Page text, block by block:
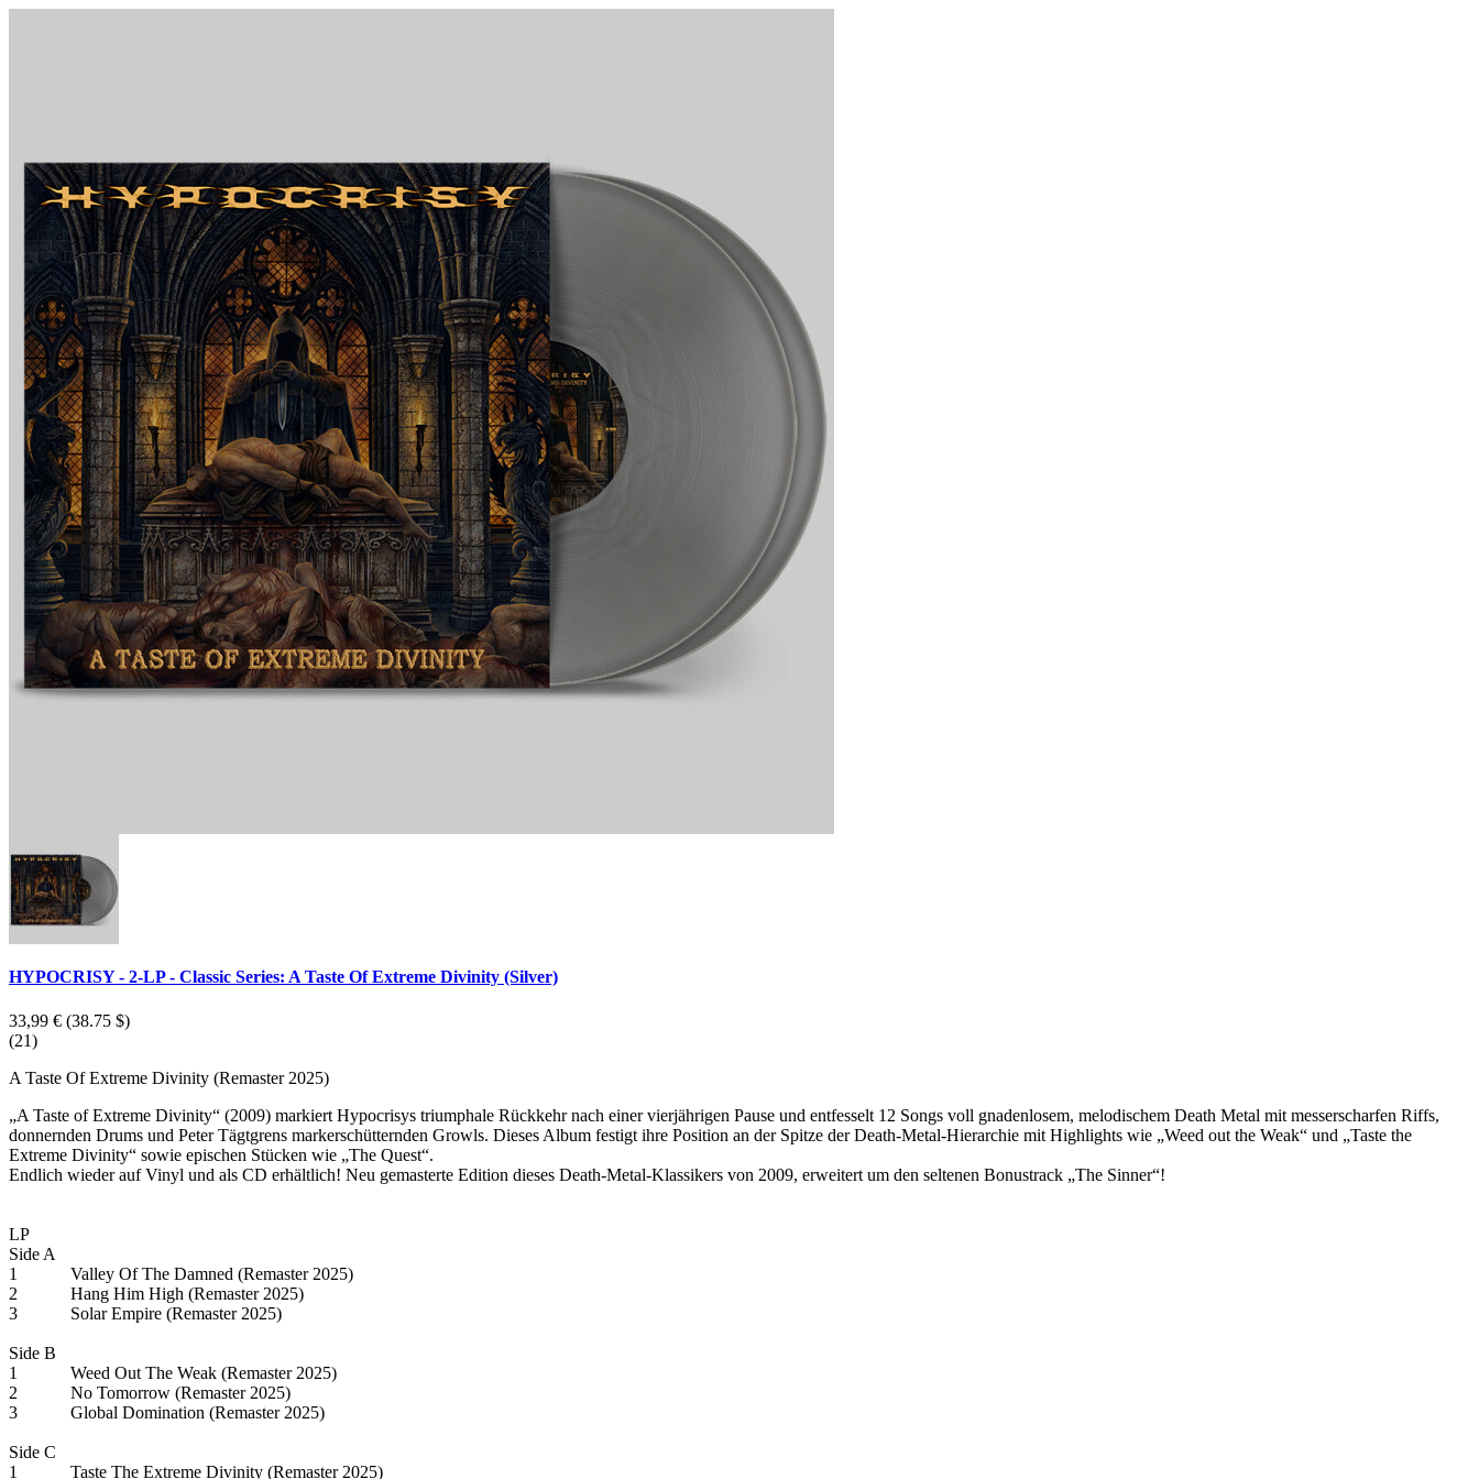
HYPOCRISY - 2-LP - Classic Series: A Taste Of Extreme Divinity (Silver)
33,99 € (38.75 $)
(21)
A Taste Of Extreme Divinity (Remaster 2025)
„A Taste of Extreme Divinity“ (2009) markiert Hypocrisys triumphale Rückkehr nach einer vierjährigen Pause und entfesselt 12 Songs voll gnadenlosem, melodischem Death Metal mit messerscharfen Riffs,
donnernden Drums und Peter Tägtgrens markerschütternden Growls. Dieses Album festigt ihre Position an der Spitze der Death-Metal-Hierarchie mit Highlights wie „Weed out the Weak“ und „Taste the
Extreme Divinity“ sowie epischen Stücken wie „The Quest“.
Endlich wieder auf Vinyl und als CD erhältlich! Neu gemasterte Edition dieses Death-Metal-Klassikers von 2009, erweitert um den seltenen Bonustrack „The Sinner“!
LP
Side A
1 Valley Of The Damned (Remaster 2025)
2 Hang Him High (Remaster 2025)
3 Solar Empire (Remaster 2025)
Side B
1 Weed Out The Weak (Remaster 2025)
2 No Tomorrow (Remaster 2025)
3 Global Domination (Remaster 2025)
Side C
1 Taste The Extreme Divinity (Remaster 2025)